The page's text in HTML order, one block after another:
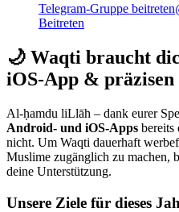
Telegram-Gruppe beitreten
Beitreten
🌙 Waqti braucht
iOS-App & präzisen
Al-ḥamdu liLlāh – dank eurer
Android- und iOS-Apps bereits
nicht. Um Waqti dauerhaft
Muslime zugänglich zu machen,
deine Unterstützung.
Unsere Ziele für dieses